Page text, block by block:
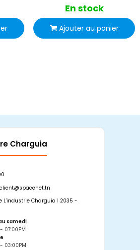
En stock
Ajouter au panier
Charguia
L'industrie Charguia I 2035 -
samedi
07:00PM
03:00PM